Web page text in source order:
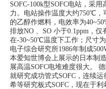
SOFC-100k型SOFC电站，采
力。电站操作温度大约750℃，
的乙醇作燃料，电效率为
排放NO 、SO 小于0.1ppm，仅
在-30~50℃温度下工作 ； 尺寸
电子综合研究所1986年制成
本爱知世博会上展示的日本制
展高温SOFC电堆难度很大。
就研究成功管式SOFC，连续运
希等研究板式SOFC，现在于